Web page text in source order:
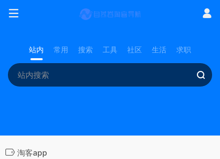
站内 常用 搜索 工具 社区 生活 求职
淘客app